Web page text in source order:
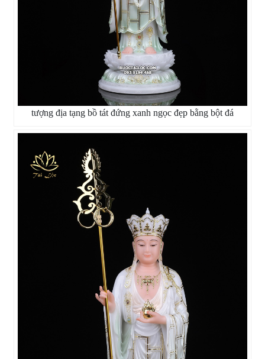
tượng địa tạng bồ tát đứng xanh ngọc đẹp bằng bột đá